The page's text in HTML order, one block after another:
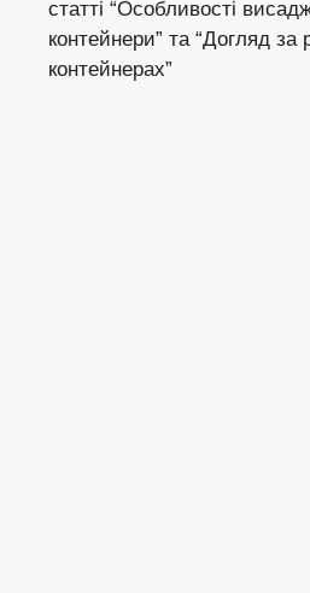
статті “Особливості
контейнери” та “Догляд за
контейнерах”